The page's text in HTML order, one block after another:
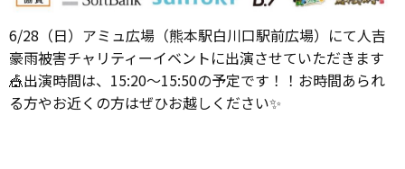
6/28（日）アミュ広場（熊本駅白川口駅前広場）にて人吉
豪雨被害チャリティーイベントに出演させていただきます
🎪出演時間は、15:20～15:50の予定です！！お時間あられ
る方やお近くの方はぜひお越しください✨